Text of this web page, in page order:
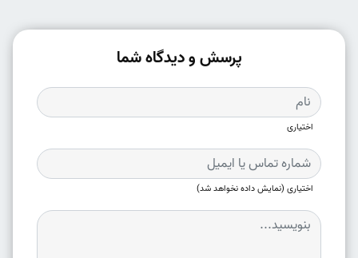
پرسش و دیدگاه شما
اختیاری
اختیاری (نمایش داده نخواهد شد)